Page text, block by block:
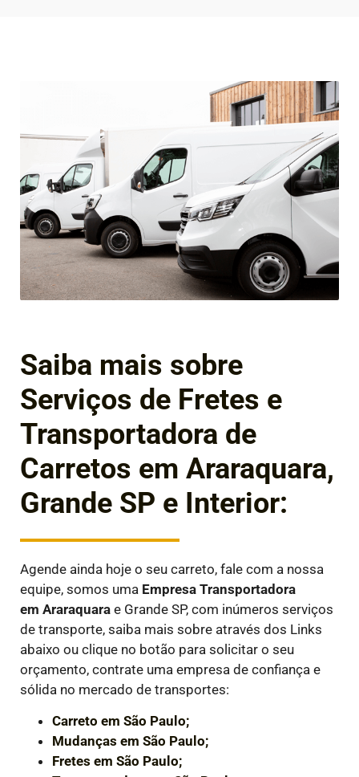
Saiba mais sobre
Serviços de Fretes e
Transportadora de
Carretos em Araraquara,
Grande SP e Interior:
Agende ainda hoje o seu carreto, fale com a nossa
equipe, somos uma Empresa Transportadora
em Araraquara e Grande SP, com inúmeros serviços
de transporte, saiba mais sobre através dos Links
abaixo ou clique no botão para solicitar o seu
orçamento, contrate uma empresa de confiança e
sólida no mercado de transportes:
Carreto em São Paulo;
Mudanças em São Paulo;
Fretes em São Paulo;